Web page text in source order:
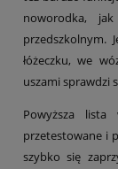
noworodka,
przedszkolnym.
łóżeczku, we
uszami sprawdzi
Powyższa lista
przetestowane i
szybko się